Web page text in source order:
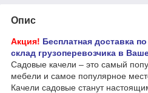
Опис
Акция! Бесплатная доставка
склад грузоперевозчика в
Садовые качели – это самый
мебели и самое популярное
Качели садовые станут